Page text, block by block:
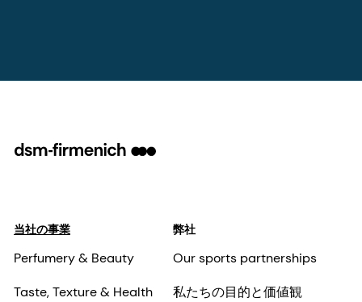
当社の事業
Perfumery & Beauty
Taste, Texture & Health
弊社
Our sports partnerships
私たちの目的と価値観